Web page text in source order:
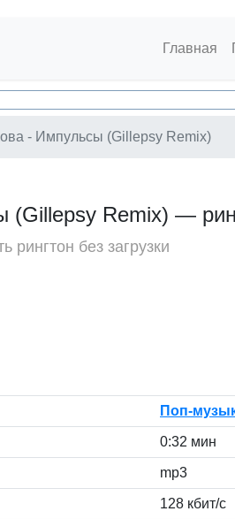
Главная
- Импульсы (Gillepsy Remix)
(Gillepsy Remix) —
рингтон без загрузки
Поп-
0:32 мин
mp3
128 кбит/с